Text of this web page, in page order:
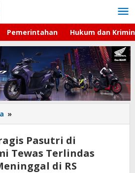
Pemerintahan Hukum dan
»
Tragis
Pasutri
di
Sidoarjo:
Suami
Pasutri di
Tewas Terlindas
di RS